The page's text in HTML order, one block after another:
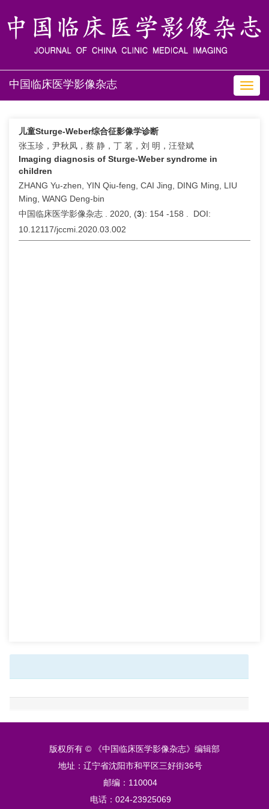
中国临床医学影像杂志
儿童Sturge-Weber综合征影像学诊断
张玉珍，尹秋凤，蔡 静，丁 茗，刘 明，汪登斌
Imaging diagnosis of Sturge-Weber syndrome in
children
ZHANG Yu-zhen, YIN Qiu-feng, CAI Jing, DING Ming, LIU
Ming, WANG Deng-bin
中国临床医学影像杂志 . 2020, (3): 154 -158 . DOI:
10.12117/jccmi.2020.03.002
版权所有 © 《中国临床医学影像杂志》编辑部
地址：辽宁省沈阳市和平区三好街36号
邮编：110004
电话：024-23925069